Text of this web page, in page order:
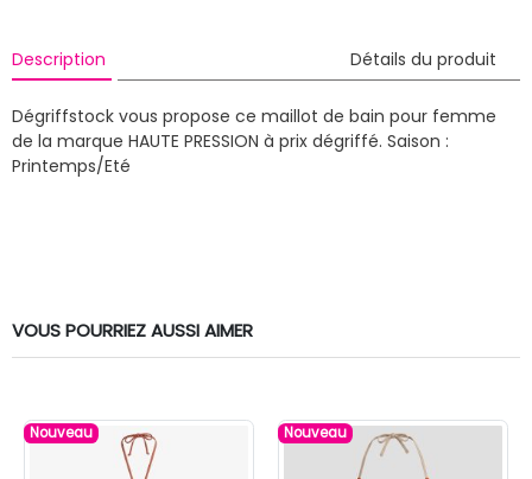
Description Détails du produit
Dégriffstock vous propose ce maillot de bain pour femme
de la marque HAUTE PRESSION à prix dégriffé. Saison :
Printemps/Eté
VOUS POURRIEZ AUSSI AIMER
Nouveau Nouveau